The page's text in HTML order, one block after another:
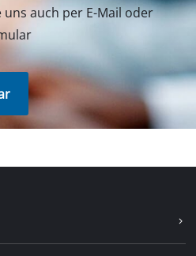
auch per E-Mail oder